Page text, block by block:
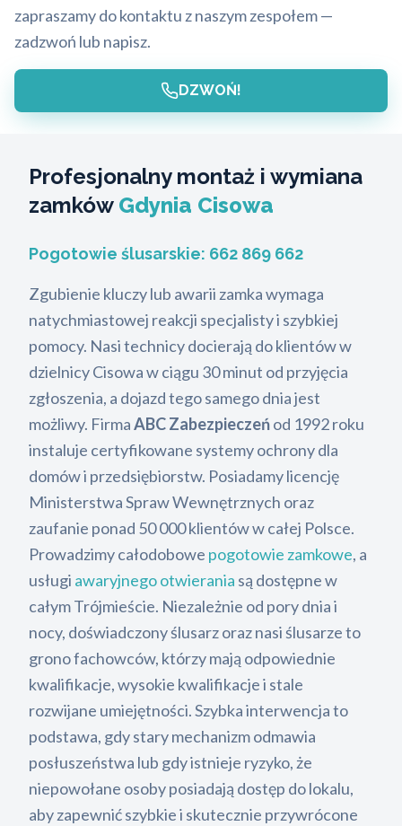
zapraszamy do kontaktu z naszym zespołem —
zadzwoń lub napisz.
DZWOŃ!
Profesjonalny montaż i wymiana
zamków Gdynia Cisowa
Pogotowie ślusarskie: 662 869 662
Zgubienie kluczy lub awarii zamka wymaga
natychmiastowej reakcji specjalisty i szybkiej
pomocy. Nasi technicy docierają do klientów w
dzielnicy Cisowa w ciągu 30 minut od przyjęcia
zgłoszenia, a dojazd tego samego dnia jest
możliwy. FirmaABC Zabezpieczeńod 1992 roku
instaluje certyfikowane systemy ochrony dla
domów i przedsiębiorstw. Posiadamy licencję
Ministerstwa Spraw Wewnętrznych oraz
zaufanie ponad 50 000 klientów w całej Polsce.
Prowadzimy całodobowe pogotowie zamkowe, a
usługi awaryjnego otwierania są dostępne w
całym Trójmieście. Niezależnie od pory dnia i
nocy, doświadczony ślusarz oraz nasi ślusarze to
grono fachowców, którzy mają odpowiednie
kwalifikacje, wysokie kwalifikacje i stale
rozwijane umiejętności. Szybka interwencja to
podstawa, gdy stary mechanizm odmawia
posłuszeństwa lub gdy istnieje ryzyko, że
niepowołane osoby posiadają dostęp do lokalu,
aby zapewnić szybkie i skutecznie przywrócone